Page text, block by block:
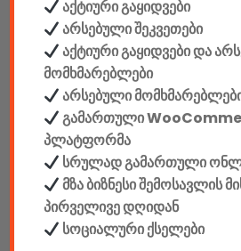
დისკები
ჩანთები
სეიფები
კონსტრუქტორები
E-mobility
აქტიური გაყიდვები
არსებული შეკვეთები
აქტიური გაყიდვები და
მომხმარებლები
არსებული
გამართული
პლატფორმა
სრულად გამართული
მზა ბიზნესი შემოსავლის
პირველივე დღიდან
სოციალური ქსელები